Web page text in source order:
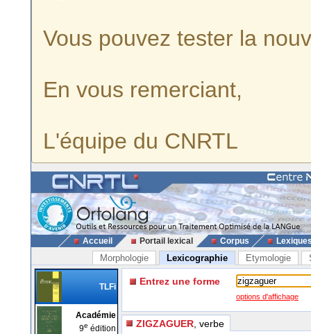
Vous pouvez tester la
En vous remerciant,
L'équipe du CNRTL
Accueil Portail lexical Corpus
Morphologie Lexicographie Etymologie
TLFi
Académie
9e édition
Entrez une forme
options d'affichage
ZIGZAGUER , verbe